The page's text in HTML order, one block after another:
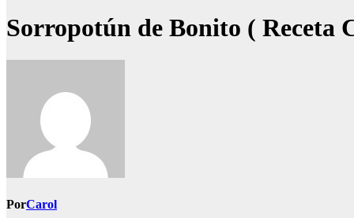
Sorropotún de Bonito ( Receta
PorCarol